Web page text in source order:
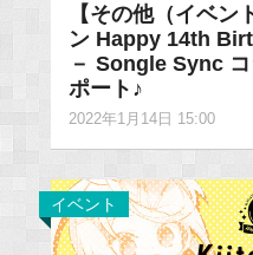
【その他（イベン
ン Happy 14th
－ Songle Sync
ポート♪
2022年1月14日 15:00
イベント